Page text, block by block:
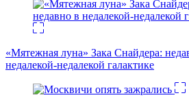
«Мятежная луна» Зака Снайдера:
недалекой-недалекой галактике